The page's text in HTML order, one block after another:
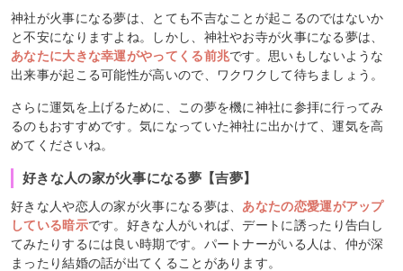
神社が火事になる夢は、とても不吉なことが起こるのではないか
と不安になりますよね。しかし、神社やお寺が火事になる夢は、
あなたに大きな幸運がやってくる前兆です。思いもしないような
出来事が起こる可能性が高いので、ワクワクして待ちましょう。
さらに運気を上げるために、この夢を機に神社に参拝に行ってみ
るのもおすすめです。気になっていた神社に出かけて、運気を高
めてくださいね。
好きな人の家が火事になる夢【吉夢】
好きな人や恋人の家が火事になる夢は、 あなたの恋愛運がアップ
している暗示です。好きな人がいれば、デートに誘ったり告白し
てみたりするには良い時期です。パートナーがいる人は、仲が深
まったり結婚の話が出てくることがあります。